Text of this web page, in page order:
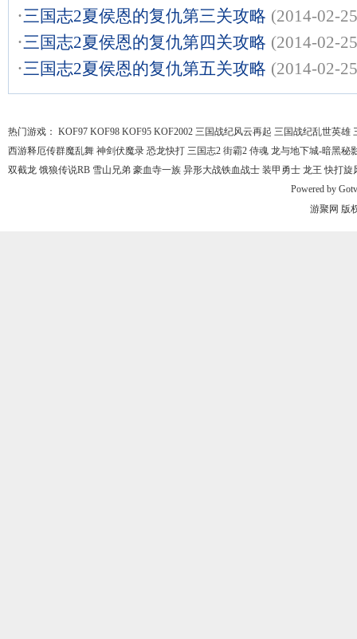
·三国志2夏侯恩的复仇第三关攻略 (2014-02-
·三国志2夏侯恩的复仇第四关攻略 (2014-02-
·三国志2夏侯恩的复仇第五关攻略 (2014-02-
热门游戏： KOF97 KOF98 KOF95 KOF2002 三国战纪风云再起 三国战纪乱世英雄
西游释厄传群魔乱舞 神剑伏魔录 恐龙快打 三国志2 街霸2 侍魂 龙与地下城-暗黑秘
双截龙 饿狼传说RB 雪山兄弟 豪血寺一族 异形大战铁血战士 装甲勇士 龙王 快打旋
Powered by
游聚网 版